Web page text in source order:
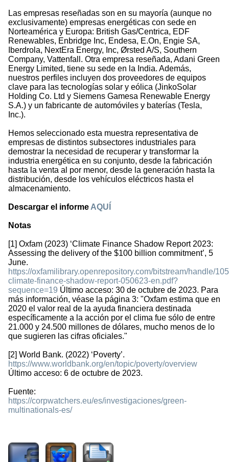
Las empresas reseñadas son en su mayoría (aunque no
exclusivamente) empresas energéticas con sede en
Norteamérica y Europa: British Gas/Centrica, EDF
Renewables, Enbridge Inc, Endesa, E.On, Engie SA,
Iberdrola, NextEra Energy, Inc, Ørsted A/S, Southern
Company, Vattenfall. Otra empresa reseñada, Adani Green
Energy Limited, tiene su sede en la India. Además,
nuestros perfiles incluyen dos proveedores de equipos
clave para las tecnologías solar y eólica (JinkoSolar
Holding Co. Ltd y Siemens Gamesa Renewable Energy
S.A.) y un fabricante de automóviles y baterías (Tesla,
Inc.).
Hemos seleccionado esta muestra representativa de
empresas de distintos subsectores industriales para
demostrar la necesidad de recuperar y transformar la
industria energética en su conjunto, desde la fabricación
hasta la venta al por menor, desde la generación hasta la
distribución, desde los vehículos eléctricos hasta el
almacenamiento.
Descargar el informe AQUÍ
Notas
[1] Oxfam (2023) ‘Climate Finance Shadow Report 2023:
Assessing the delivery of the $100 billion commitment’, 5
June.
https://oxfamilibrary.openrepository.com/bitstream/handle/
climate-finance-shadow-report-050623-en.pdf?
sequence=19 Último acceso: 30 de octubre de 2023. Para
más información, véase la página 3: "Oxfam estima que en
2020 el valor real de la ayuda financiera destinada
específicamente a la acción por el clima fue sólo de entre
21.000 y 24.500 millones de dólares, mucho menos de lo
que sugieren las cifras oficiales."
[2] World Bank. (2022) ‘Poverty’.
https://www.worldbank.org/en/topic/poverty/overview
Último acceso: 6 de octubre de 2023.
Fuente:
https://corpwatchers.eu/es/investigaciones/green-
multinationals-es/